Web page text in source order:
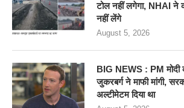
टोल नहीं लगेगा, NHAI ने
नहीं लेंगे
August 5, 2026
BIG NEWS : PM मोदी
जुकरबर्ग ने माफी मांगी,
अल्टीमेटम दिया था